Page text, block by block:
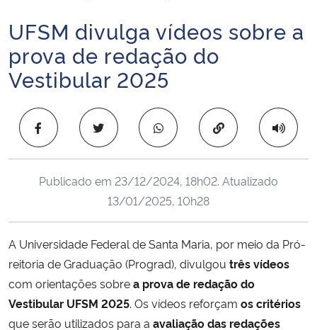
Ministério da Infraestrutura
Ministério da Agricultura, Pecuária e Abastecimento
Ministério da Educação
Ministério da Ciência, Tecnologia, Inovações e Comunicações
Ministério do Meio Ambiente
Início do conteúdo
UFSM divulga vídeos sobre a
prova de redação do
Vestibular 2025
Copiar para área
Publicado em 23/12/2024, 18h02. Atualizado
13/01/2025, 10h28
A Universidade Federal de Santa Maria, por meio da Pró-
reitoria de Graduação (Prograd), divulgou três vídeos
com orientações sobrea prova de redação do
Vestibular UFSM 2025. Os vídeos reforçam os critérios
que serão utilizados para a avaliação das redações